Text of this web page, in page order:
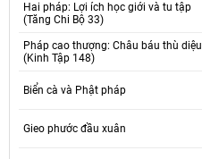
Hai pháp: Lợi ích học giới và tu tập
(Tăng Chi Bộ 33)
Pháp cao thượng: Châu báu thù diệu
(Kinh Tập 148)
Biển cà và Phật pháp
Gieo phước đầu xuân